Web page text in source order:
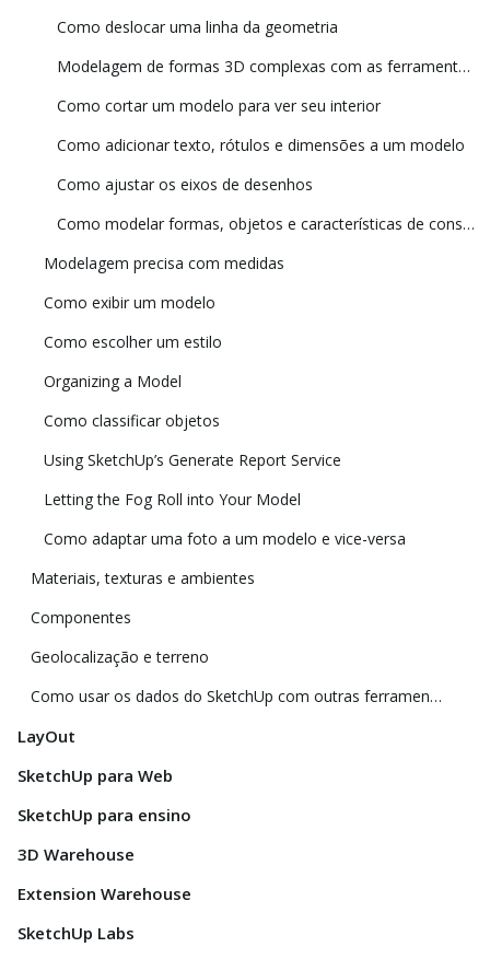
Como deslocar uma linha da geometria
Modelagem de formas 3D complexas com as ferramentas de sólidos
Como cortar um modelo para ver seu interior
Como adicionar texto, rótulos e dimensões a um modelo
Como ajustar os eixos de desenhos
Como modelar formas, objetos e características de construção específicos em 3D
Modelagem precisa com medidas
Como exibir um modelo
Como escolher um estilo
Organizing a Model
Como classificar objetos
Using SketchUp’s Generate Report Service
Letting the Fog Roll into Your Model
Como adaptar uma foto a um modelo e vice-versa
Materiais, texturas e ambientes
Componentes
Geolocalização e terreno
Como usar os dados do SketchUp com outras ferramentas e programas de modelagem
LayOut
SketchUp para Web
SketchUp para ensino
3D Warehouse
Extension Warehouse
SketchUp Labs